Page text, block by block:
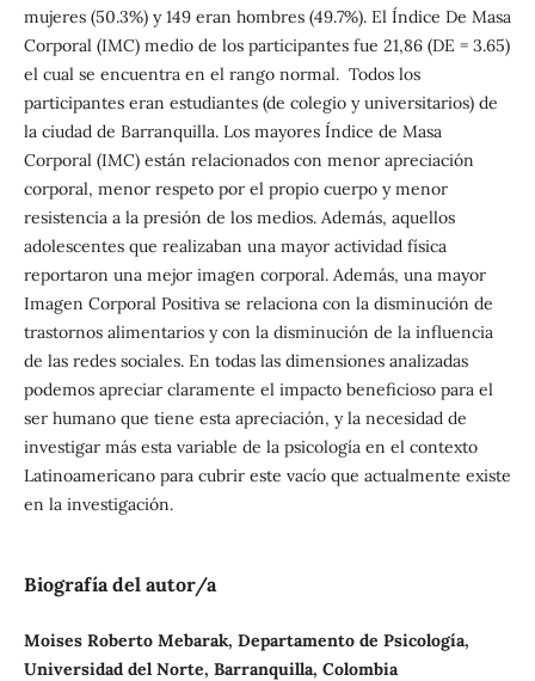
mujeres (50.3%) y 149 eran hombres (49.7%). El Índice De Masa
Corporal (IMC) medio de los participantes fue 21,86 (DE = 3.65)
el cual se encuentra en el rango normal. Todos los
participantes eran estudiantes (de colegio y universitarios) de
la ciudad de Barranquilla. Los mayores Índice de Masa
Corporal (IMC) están relacionados con menor apreciación
corporal, menor respeto por el propio cuerpo y menor
resistencia a la presión de los medios. Además, aquellos
adolescentes que realizaban una mayor actividad física
reportaron una mejor imagen corporal. Además, una mayor
Imagen Corporal Positiva se relaciona con la disminución de
trastornos alimentarios y con la disminución de la influencia
de las redes sociales. En todas las dimensiones analizadas
podemos apreciar claramente el impacto beneficioso para el
ser humano que tiene esta apreciación, y la necesidad de
investigar más esta variable de la psicología en el contexto
Latinoamericano para cubrir este vacío que actualmente existe
en la investigación.
Biografía del autor/a
Moises Roberto Mebarak, Departamento de Psicología,
Universidad del Norte, Barranquilla, Colombia